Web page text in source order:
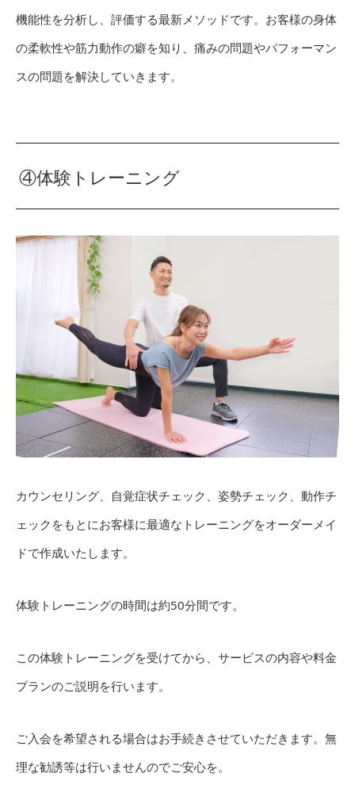
機能性を分析し、評価する最新メソッドです。お客様の身体
の柔軟性や筋力動作の癖を知り、痛みの問題やパフォーマン
スの問題を解決していきます。
④体験トレーニング
カウンセリング、自覚症状チェック、姿勢チェック、動作チ
ェックをもとにお客様に最適なトレーニングをオーダーメイ
ドで作成いたします。
体験トレーニングの時間は約50分間です。
この体験トレーニングを受けてから、サービスの内容や料金
プランのご説明を行います。
ご入会を希望される場合はお手続きさせていただきます。無
理な勧誘等は行いませんのでご安心を。